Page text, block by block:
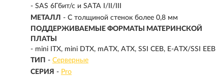
- SAS 6Гбит/с и SATA I/II/III
МЕТАЛЛ - С толщиной стенок более 0,8 мм
ПОДДЕРЖИВАЕМЫЕ ФОРМАТЫ МАТЕРИНСКОЙ
ПЛАТЫ
- mini ITX, mini DTX, mATX, ATX, SSI CEB, E-ATX/SSI EEB
ТИП - Серверные
СЕРИЯ - Pro